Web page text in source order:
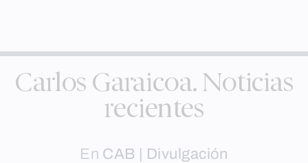
Carlos Garaicoa. Noticias
recientes
En CAB | Divulgación